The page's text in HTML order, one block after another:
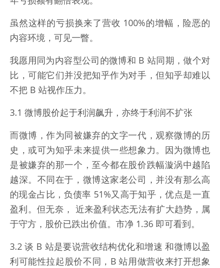
虽然这样的亏损换来了营收 100%的增幅，险恶的
内容环境，可见一瞥。
我愿用同为内容型公司的微博和 B 站同期，做个对
比，可能它们并没把知乎作为对手，但知乎却难以
不把 B 站视作压力。
3.1 微博股价起于利润飙升，亦终于利润不扩张
而微博，作为同被嫌弃的文字一代，观察微博的历
史，或可为知乎未来提供一些想象力。因为微博也
是被嫌弃的那一个，至今都在股价跌幅漩涡中越陷
越深。不同在于，微博这家老公司，并没有那么高
的现金占比，负债率 51%又高于知乎，优点是一直
盈利。但无奈， 近来盈利状态无法有扩大趋势，属
于守方，股价已跌出价值。市净 1.36 即可看到。
3.2 谈 B 站是要说营收结构优化和增速 和微博以盈
利可能性拉起股价不同，B 站用做营收来打开想象